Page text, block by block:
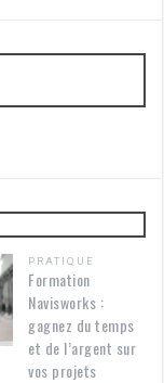
PRATIQUE
Formation
Navisworks :
gagnez du temps
et de l’argent sur
vos projets